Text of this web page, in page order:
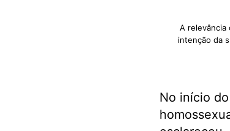
A relevância
intenção da
No início